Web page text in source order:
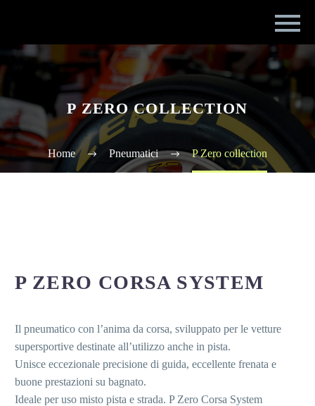
P ZERO COLLECTION
Home Pneumatici P Zero collection
P ZERO CORSA SYSTEM
Il pneumatico con l’anima da corsa, sviluppato per le vetture
supersportive destinate all’utilizzo anche in pista.
Unisce eccezionale precisione di guida, eccellente frenata e
buone prestazioni su bagnato.
Ideale per uso misto pista e strada. P Zero Corsa System